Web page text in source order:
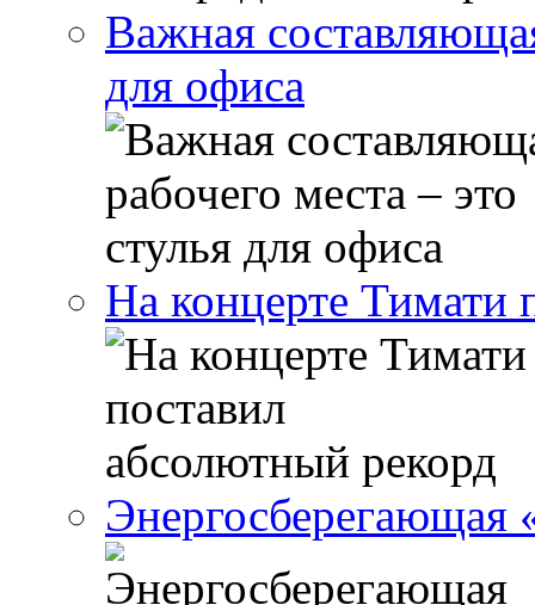
Важная
для офиса
На концерте Тимати
Энергосберегающая